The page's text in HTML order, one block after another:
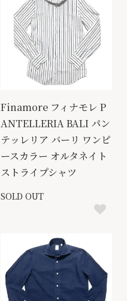
Finamore フィナモレ P
ANTELLERIA BALI パン
テッレリア バーリ ワンピ
ースカラー オルタネイト
ストライプシャツ
SOLD OUT